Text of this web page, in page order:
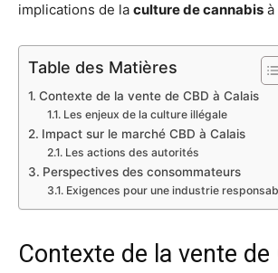
implications de la culture de cannabis à
Table des Matières
Contexte de la vente de CBD à Calais
Les enjeux de la culture illégale
Impact sur le marché CBD à Calais
Les actions des autorités
Perspectives des consommateurs
Exigences pour une industrie
Contexte de la vente de